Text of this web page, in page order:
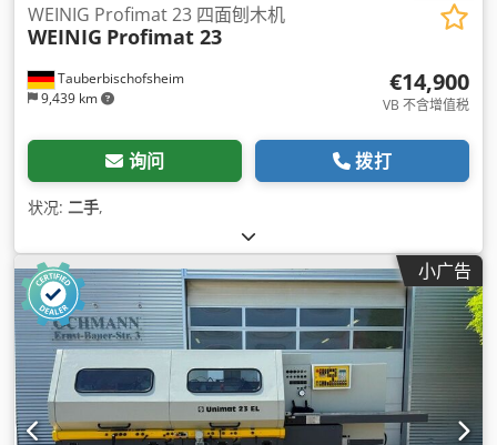
Tauberbischofsheim
9,439 km
WEINIG Profimat 23 四面刨木机
WEINIG Profimat 23
€14,900
VB 不含增值税
询问 拨打
状况: 二手,
小广告